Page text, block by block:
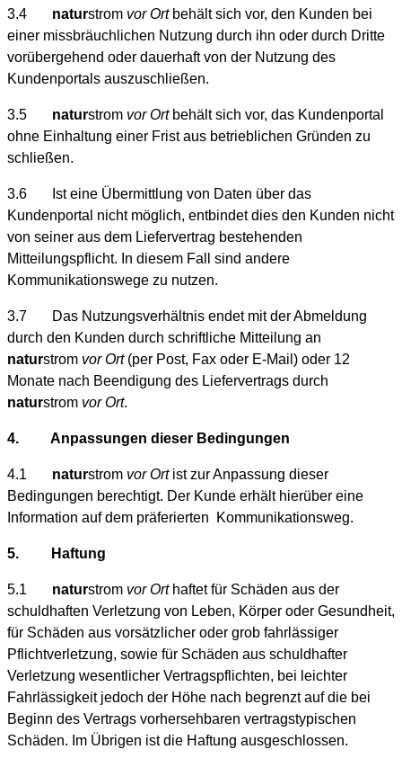
3.4 naturstrom vor Ortbehält sich vor, den Kunden bei
einer missbräuchlichen Nutzung durch ihn oder durch Dritte
vorübergehend oder dauerhaft von der Nutzung des
Kundenportals auszuschließen.
3.5 naturstrom vor Ortbehält sich vor, das Kundenportal
ohne Einhaltung einer Frist aus betrieblichen Gründen zu
schließen.
3.6 Ist eine Übermittlung von Daten über das
Kundenportal nicht möglich, entbindet dies den Kunden nicht
von seiner aus dem Liefervertrag bestehenden
Mitteilungspflicht. In diesem Fall sind andere
Kommunikationswege zu nutzen.
3.7 Das Nutzungsverhältnis endet mit der Abmeldung
durch den Kunden durch schriftliche Mitteilung an
naturstrom vor Ort(per Post, Fax oder E-Mail) oder 12
Monate nach Beendigung des Liefervertrags durch
naturstrom vor Ort.
4. Anpassungen dieser Bedingungen
4.1 naturstrom vor Ortist zur Anpassung dieser
Bedingungen berechtigt. Der Kunde erhält hierüber eine
Information auf dem präferierten Kommunikationsweg.
5. Haftung
5.1 naturstrom vor Orthaftet für Schäden aus der
schuldhaften Verletzung von Leben, Körper oder Gesundheit,
für Schäden aus vorsätzlicher oder grob fahrlässiger
Pflichtverletzung, sowie für Schäden aus schuldhafter
Verletzung wesentlicher Vertragspflichten, bei leichter
Fahrlässigkeit jedoch der Höhe nach begrenzt auf die bei
Beginn des Vertrags vorhersehbaren vertragstypischen
Schäden. Im Übrigen ist die Haftung ausgeschlossen.